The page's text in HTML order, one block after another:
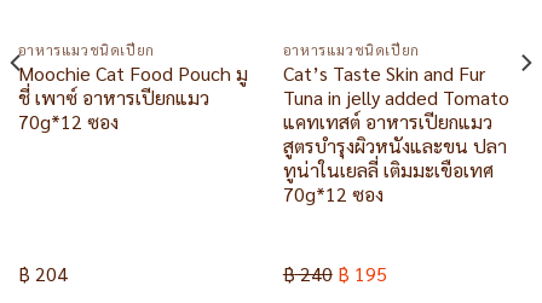
อาหารแมวชนิดเปียก
Moochie Cat Food Pouch มู
ชี่ เพาซ์ อาหารเปียกแมว
70g*12 ซอง
฿ 204
อาหารแมวชนิดเปียก
Cat’s Taste Skin and Fur
Tuna in jelly added Tomato
แคทเทสต์ อาหารเปียกแมว
สูตรบำรุงผิวหนังและขน ปลา
ทูน่าในเยลลี่ เติมมะเขือเทศ
70g*12 ซอง
฿240 ฿ 195